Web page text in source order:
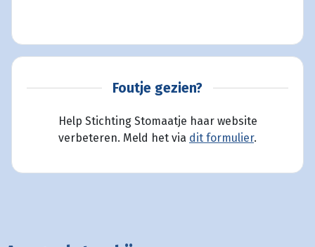
Foutje gezien?
Help Stichting Stomaatje haar website
verbeteren. Meld het via dit formulier.